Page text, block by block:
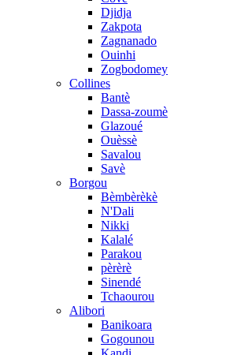
Djidja
Zakpota
Zagnanado
Ouinhi
Zogbodomey
Collines
Bantè
Dassa-zoumè
Glazoué
Ouèssè
Savalou
Savè
Borgou
Bèmbèrèkè
N'Dali
Nikki
Kalalé
Parakou
pèrèrè
Sinendé
Tchaourou
Alibori
Banikoara
Gogounou